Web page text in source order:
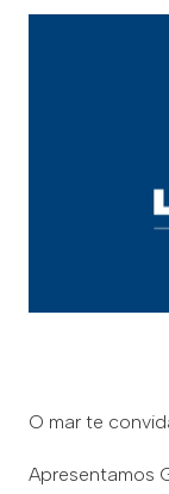
O mar te
Apresentamos